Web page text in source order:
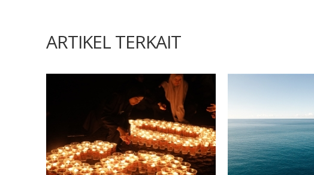
ARTIKEL TERKAIT